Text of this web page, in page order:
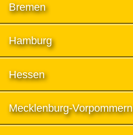
Bremen
Hamburg
Hessen
Mecklenburg-Vorpommern